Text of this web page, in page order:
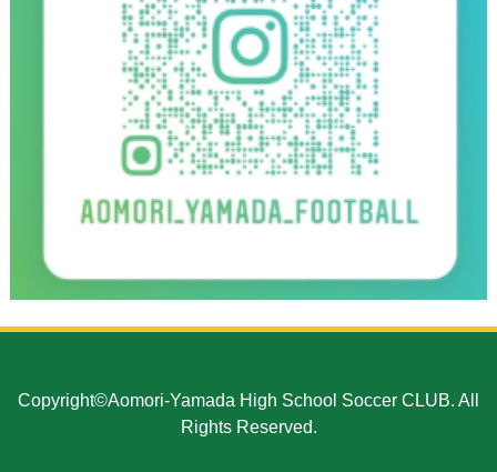
Copyright©Aomori-Yamada High School Soccer CLUB. All
Rights Reserved.